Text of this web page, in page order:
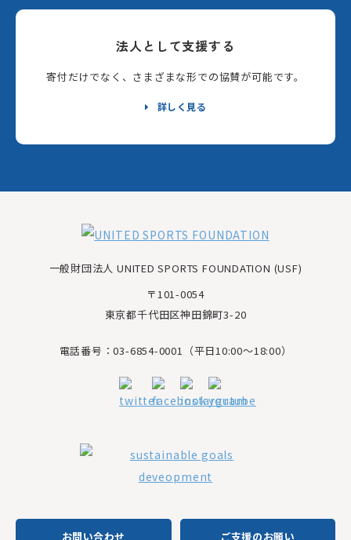
法人として支援する
寄付だけでなく、さまざまな形での協賛が可能です。
詳しく見る
一般財団法人 UNITED SPORTS FOUNDATION (USF)
〒101-0054
東京都千代田区神田錦町3-20
電話番号：03-6854-0001（平日10:00～18:00）
お問い合わせ ご支援のお願い